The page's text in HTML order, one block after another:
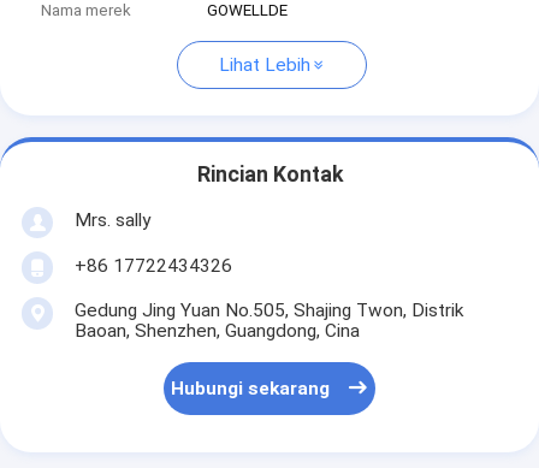
Nama merek GOWELLDE
Lihat Lebih
Rincian Kontak
Mrs. sally
+86 17722434326
Gedung Jing Yuan No.505, Shajing Twon, Distrik
Baoan, Shenzhen, Guangdong, Cina
Hubungi sekarang